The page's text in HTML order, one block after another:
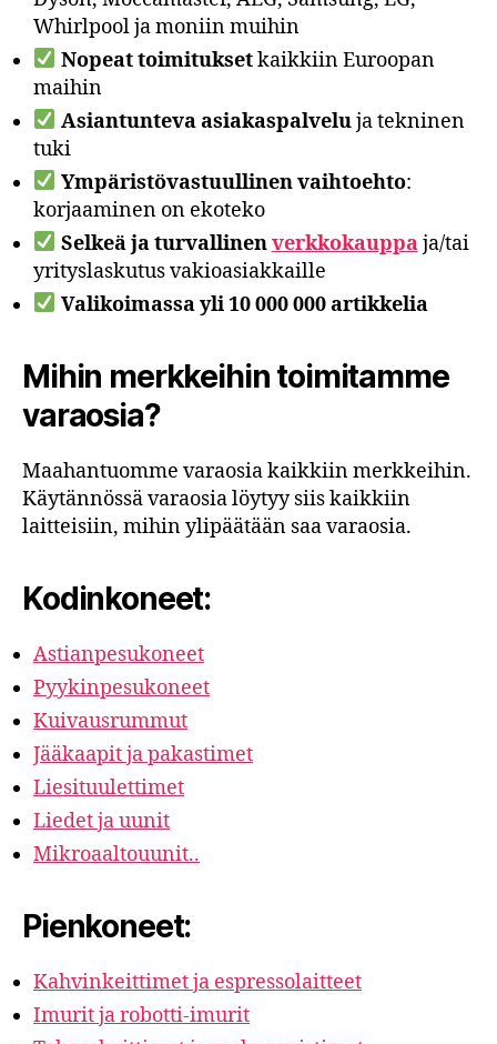
Whirlpool ja moniin muihin
Nopeat toimituksetkaikkiin Euroopan
maihin
Asiantunteva asiakaspalveluja tekninen
tuki
Ympäristövastuullinen vaihtoehto:
korjaaminen on ekoteko
Selkeä ja turvallinenverkkokauppaja/tai
yrityslaskutus vakioasiakkaille
Valikoimassa yli 10 000 000 artikkelia
Mihin merkkeihin toimitamme
varaosia?
Maahantuomme varaosia kaikkiin merkkeihin.
Käytännössä varaosia löytyy siis kaikkiin
laitteisiin, mihin ylipäätään saa varaosia.
Kodinkoneet:
Astianpesukoneet
Pyykinpesukoneet
Kuivausrummut
Jääkaapit ja pakastimet
Liesituulettimet
Liedet ja uunit
Mikroaaltouunit..
Pienkoneet:
Kahvinkeittimet ja espressolaitteet
Imurit ja robotti-imurit